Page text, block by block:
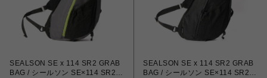
SEALSON SE x 114 SR2 GRAB
BAG / シールソン SE×114 SR2
SEALSON SE x 114 SR2 GRAB
BAG / シールソン SE×114 SR2